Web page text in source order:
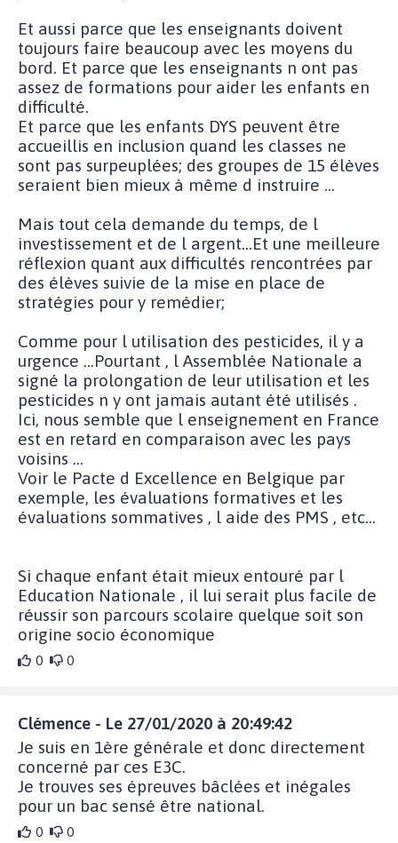
Et aussi parce que les enseignants doivent
toujours faire beaucoup avec les moyens du
bord. Et parce que les enseignants n ont pas
assez de formations pour aider les enfants en
difficulté.
Et parce que les enfants DYS peuvent être
accueillis en inclusion quand les classes ne
sont pas surpeuplées; des groupes de 15 élèves
seraient bien mieux à même d instruire ...
Mais tout cela demande du temps, de l
investissement et de l argent...Et une meilleure
réflexion quant aux difficultés rencontrées par
des élèves suivie de la mise en place de
stratégies pour y remédier;
Comme pour l utilisation des pesticides, il y a
urgence ...Pourtant , l Assemblée Nationale a
signé la prolongation de leur utilisation et les
pesticides n y ont jamais autant été utilisés .
Ici, nous semble que l enseignement en France
est en retard en comparaison avec les pays
voisins ...
Voir le Pacte d Excellence en Belgique par
exemple, les évaluations formatives et les
évaluations sommatives , l aide des PMS , etc...
Si chaque enfant était mieux entouré par l
Education Nationale , il lui serait plus facile de
réussir son parcours scolaire quelque soit son
origine socio économique
0 0
Clémence - Le 27/01/2020 à 20:49:42
Je suis en 1ère générale et donc directement
concerné par ces E3C.
Je trouves ses épreuves bâclées et inégales
pour un bac sensé être national.
0 0